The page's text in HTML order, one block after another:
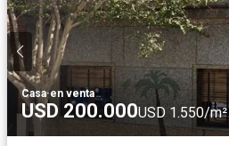
Casa·en venta
USD 200.000USD 1.550/m²